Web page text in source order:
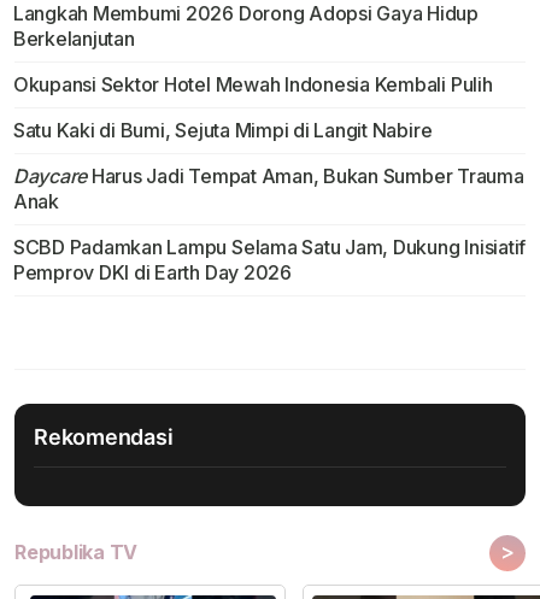
Langkah Membumi 2026 Dorong Adopsi Gaya Hidup
Berkelanjutan
Okupansi Sektor Hotel Mewah Indonesia Kembali Pulih
Satu Kaki di Bumi, Sejuta Mimpi di Langit Nabire
DaycareHarus Jadi Tempat Aman, Bukan Sumber Trauma
Anak
SCBD Padamkan Lampu Selama Satu Jam, Dukung Inisiatif
Pemprov DKI di Earth Day 2026
Rekomendasi
Republika TV >